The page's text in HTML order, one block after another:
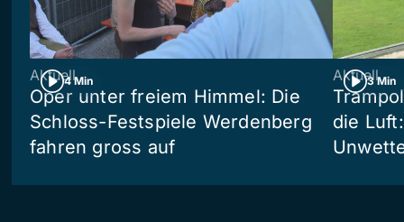
4 Min
Aktuell
Oper unter freiem Himmel: Die
Schloss-Festspiele Werdenberg
fahren gross auf
3 Min
Aktuell
die